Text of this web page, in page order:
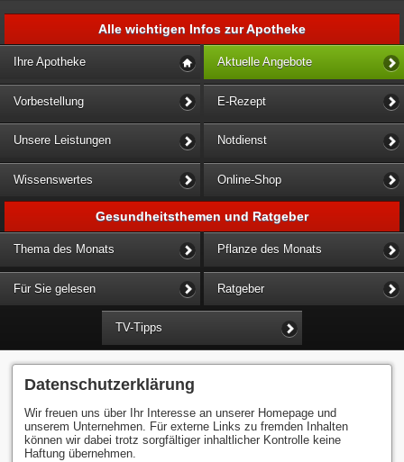
Alle wichtigen Infos zur Apotheke
Ihre Apotheke Aktuelle Angebote
Vorbestellung E-Rezept
Unsere Leistungen Notdienst
Wissenswertes Online-Shop
Gesundheitsthemen und Ratgeber
Thema des Monats Pflanze des Monats
Für Sie gelesen Ratgeber
TV-Tipps
Datenschutzerklärung
Wir freuen uns über Ihr Interesse an unserer Homepage und
unserem Unternehmen. Für externe Links zu fremden Inhalten
können wir dabei trotz sorgfältiger inhaltlicher Kontrolle keine
Haftung übernehmen.